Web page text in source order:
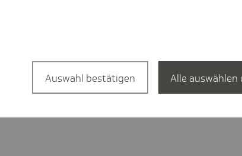
zwischen 14 und 20
Cybermobbing-Attacke. In
fünfte Schüler wurde im
beleidigt. Jeder Sechste litt unter
es zu einem Missbrauch der
Auswahl bestätigen Alle auswählen